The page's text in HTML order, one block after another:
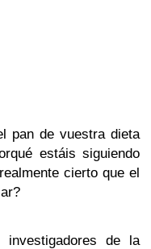
pan de vuestra dieta
estáis siguiendo
cierto que el
investigadores de la